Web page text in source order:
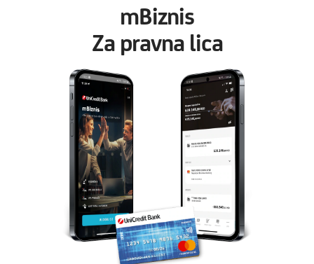
mBiznis
Za pravna lica